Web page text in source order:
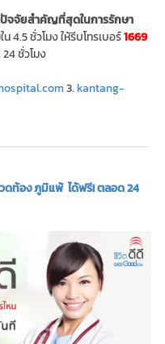
ปัจจัยสำคัญที่สุดในการรักษา
4.5 ชั่วโมง ให้รีบโทรเบอร์1669
ชั่วโมง
3. kantang-
ดท้อง ภูมิแพ้ ได้ฟรี! ตลอด 24